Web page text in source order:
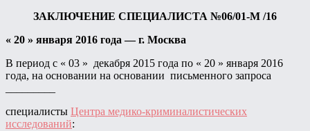
ЗАКЛЮЧЕНИЕ СПЕЦИАЛИСТА №06/01-М /16
« 20 » января 2016 года — г. Москва
В период с « 03 » декабря 2015 года по « 20 » января 2016
года, на основании на основании письменного запроса
специалисты Центра медико-криминалистических
исследований: